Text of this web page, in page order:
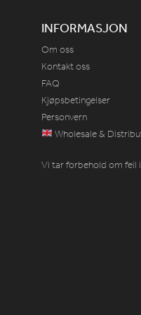
INFORMASJON
Om oss
Kontakt oss
FAQ
Kjøpsbetingelser
Personvern
Wholesale &
Vi tar forbehold om feil